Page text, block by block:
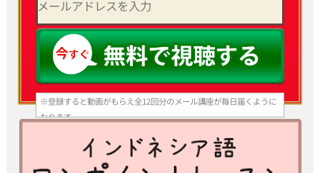
※登録すると動画がもらえ全12回分のメール講座が毎日届くように
なります。
※スマホ、携帯アドレスで登録される方はあらかじめ info@bhs-
indonesia.com からのメールを 受信できる設定にしてからご登